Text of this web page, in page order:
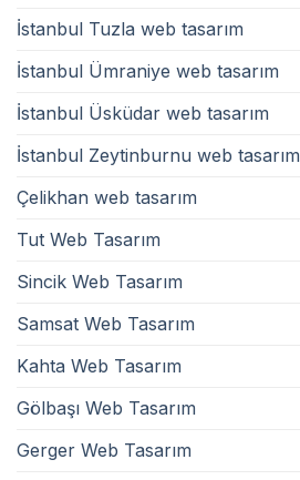
İstanbul Tuzla web tasarım
İstanbul Ümraniye web tasarım
İstanbul Üsküdar web tasarım
İstanbul Zeytinburnu web tasarım
Çelikhan web tasarım
Tut Web Tasarım
Sincik Web Tasarım
Samsat Web Tasarım
Kahta Web Tasarım
Gölbaşı Web Tasarım
Gerger Web Tasarım